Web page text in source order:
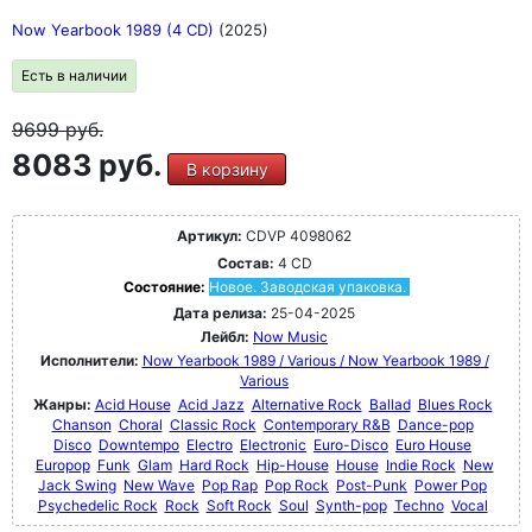
Now Yearbook 1989 (4 CD) (2025)
Есть в наличии
9699руб.
8083 руб. В корзину
Артикул: CDVP 4098062
Состав: 4 CD
Состояние: Новое. Заводская упаковка.
Дата релиза: 25-04-2025
Лейбл: Now Music
Исполнители: Now Yearbook 1989 / Various / Now Yearbook 1989 /
Various
Жанры: Acid House Acid Jazz Alternative Rock Ballad Blues Rock
Chanson Choral Classic Rock Contemporary R&B Dance-pop
Disco Downtempo Electro Electronic Euro-Disco Euro House
Europop Funk Glam Hard Rock Hip-House House Indie Rock New
Jack Swing New Wave Pop Rap Pop Rock Post-Punk Power Pop
Psychedelic Rock Rock Soft Rock Soul Synth-pop Techno Vocal